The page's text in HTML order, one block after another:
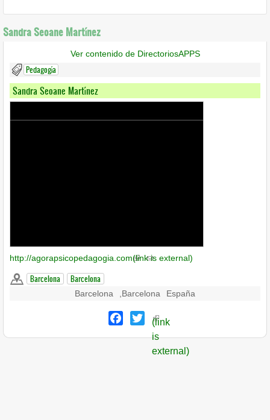
Sandra Seoane Martínez
Ver contenido de DirectoriosAPPS
Pedagogía
Sandra Seoane Martínez
http://agorapsicopedagogia.com(link is external)
Barcelona Barcelona
Barcelona Barcelona España
Facebook
Twitter
(link
is
external)